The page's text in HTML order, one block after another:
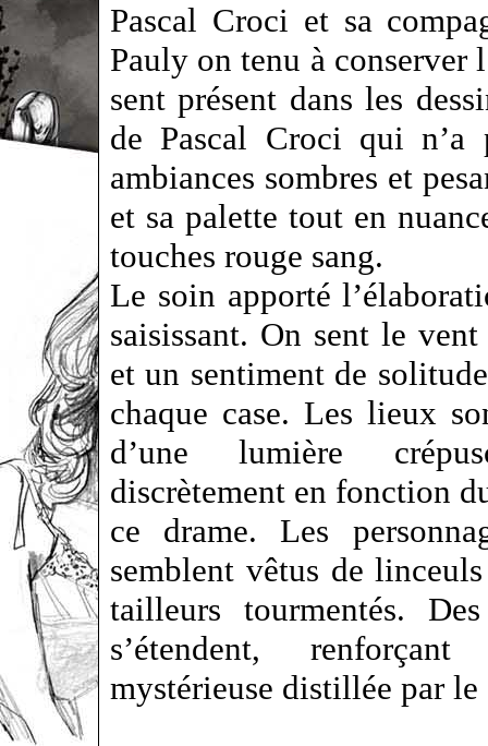
Pascal Croci et sa
Pauly on tenu à conserver
sent présent dans les
de Pascal Croci qui n’a
ambiances sombres et
et sa palette tout en
touches rouge sang.
Le soin apporté
saisissant. On sent le
et un sentiment de
chaque case. Les lieux
d’une lumière
discrètement en fonction
ce drame. Les
semblent vêtus de
tailleurs tourmentés.
s’étendent,
mystérieuse distillée par le